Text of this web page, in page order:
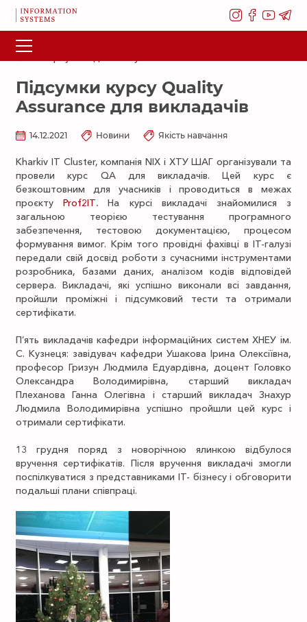
Підсумки курсу Quality
Assurance для викладачів
14.12.2021 Новини Якість навчання
Kharkiv IT Cluster, компанія NIX і ХТУ ШАГ організували та
провели курс QA для викладачів. Цей курс є
безкоштовним для учасників і проводиться в межах
проєктуProf2IT.На курсі викладачі знайомилися з
загальною теорією тестування програмного
забезпечення, тестовою документацією, процесом
формування вимог. Крім того провідні фахівці в ІТ-галузі
передали свій досвід роботи з сучасними інструментами
розробника, базами даних, аналізом кодів відповідей
сервера. Викладачі, які успішно виконали всі завдання,
пройшли проміжні і підсумковий тести та отримали
сертифікати.
П’ять викладачів кафедри інформаційних систем ХНЕУ ім.
С. Кузнеця: завідувач кафедри Ушакова Ірина Олексіївна,
професор Гризун Людмила Едуардівна, доцент Головко
Олександра Володимирівна, старший викладач
Плеханова Ганна Олегівна і старший викладач Знахур
Людмила Володимирівна успішно пройшли цей курс і
отримали сертифікати.
13 грудня поряд з новорічною ялинкою відбулося
вручення сертифікатів. Після вручення викладачі змогли
поспілкуватися з представниками ІТ- бізнесу і обговорити
подальші плани співпраці.